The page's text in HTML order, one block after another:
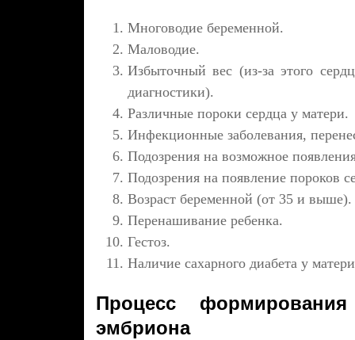
Многоводие беременной.
Маловодие.
Избыточный вес (из-за этого
диагностики).
Различные пороки сердца у матери.
Инфекционные заболевания,
Подозрения на возможное
Подозрения на появление пороков
Возраст беременной (от 35 и выше).
Перенашивание ребенка.
Гестоз.
Наличие сахарного диабета у
Процесс формирования
эмбриона